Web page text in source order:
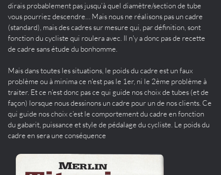
dirais probablement pas jusqu’à quel diamètre/section de tube
vous pourriez descendre… Mais nous ne réalisons pas un cadre
(standard), mais des cadres sur mesure qui, par définition, sont
fonction du cycliste qui roulera avec. Il n'y a donc pas de recette
de cadre sans étude du bonhomme.
Mais dans toutes les situations, le poids du cadre est un faux
problème ou à minima ce n'est pas le 1er, ni le 2ème problème à
traiter. Et ce n’est donc pas ce qui guide nos choix de tubes (et de
façon) lorsque nous dessinons un cadre pour un de nos clients. Ce
qui guide nos choix c’est le comportement du cadre en fonction
du gabarit, puissance et style de pédalage du cycliste. Le poids du
cadre en sera une conséquence